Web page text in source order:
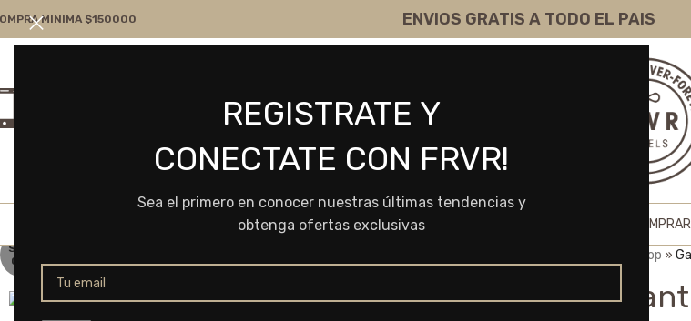
REGISTRATE Y
CONECTATE CON FRVR!
Sea el primero en conocer nuestras últimas tendencias y
obtenga ofertas exclusivas
MINIMA $150000 ENVIOS GRATIS A TODO EL PAIS
ventas@frvr.com.ar
HOME COMO COMPRAR
SOLD
OUT
Shop »